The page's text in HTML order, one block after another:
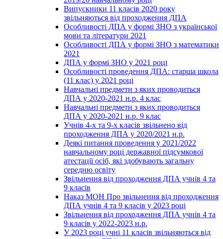
Випускники 11 класів 2020 року
звільняються від проходження ДПА
Особливості ДПА у формі ЗНО з української
мови та літератури 2021
Особливості ДПА у формі ЗНО з математики
2021
ДПА у формі ЗНО у 2021 році
Особливості проведення ДПА: старша школа
(11 клас) у 2021 році
Навчальні предмети з яких проводиться
ДПА у 2020-2021 н.р. 4 клас
Навчальні предмети з яких проводиться
ДПА у 2020-2021 н.р. 9 клас
Учнів 4-х та 9-х класів звільнено від
проходження ДПА у 2020/2021 н.р.
Деякі питання проведення у 2021/2022
навчальному році державної підсумкової
атестації осіб, які здобувають загальну
середню освіту
Звільнення від проходження ДПА учнів 4 та
9 класів
Наказ МОН Про звільнення від проходження
ДПА учнів 4 та 9 класів у 2023 році
Звільнення від проходження ДПА учнів 4 та
9 класів у 2022-2023 н.р.
У 2023 році учні 11 класів звільняються від